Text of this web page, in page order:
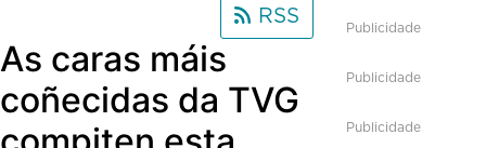
RSS
As caras máis
coñecidas da TVG
Publicidade
Publicidade
Publicidade